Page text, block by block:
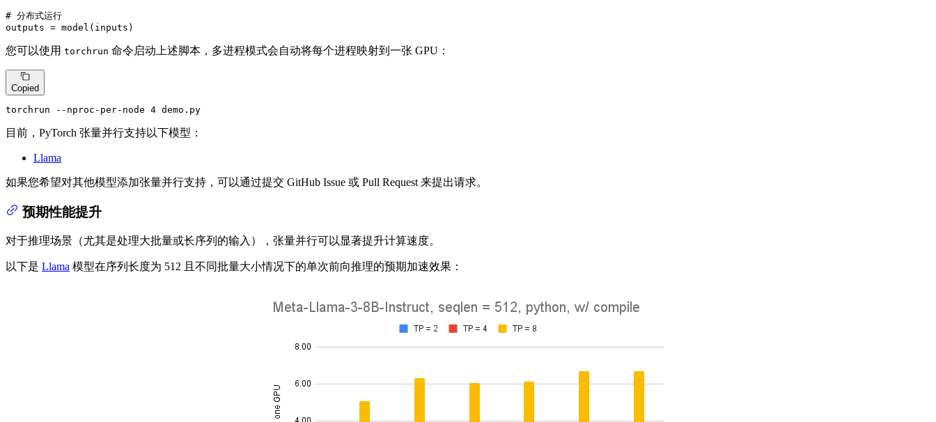
# 分布式运行
outputs = model(inputs)
您可以使用 torchrun 命令启动上述脚本，多进程模式会自动将每个进程映射到一张 GPU：
Copied
torchrun --nproc-per- node 4 demo.py
目前，PyTorch 张量并行支持以下模型：
Llama
如果您希望对其他模型添加张量并行支持，可以通过提交 GitHub Issue 或 Pull Request 来提出请求。
预期性能提升
对于推理场景（尤其是处理大批量或长序列的输入），张量并行可以显著提升计算速度。
以下是 Llama 模型在序列长度为 512 且不同批量大小情况下的单次前向推理的预期加速效果：